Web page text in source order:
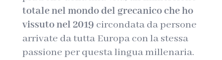
totale nel mondo del grecanico che ho
vissuto nel 2019 circondata da persone
arrivate da tutta Europa con la stessa
passione per questa lingua millenaria.